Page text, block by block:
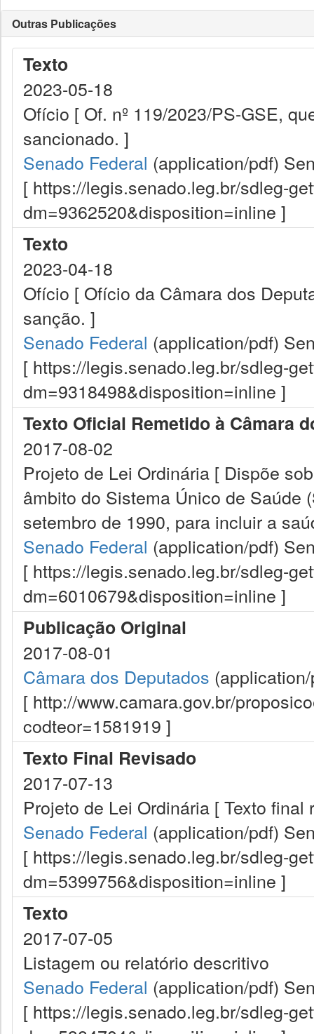
Outras Publicações
Texto
2023-05-18
Ofício [ Of. nº 119/2023/PS-GSE,
sancionado. ]
Senado Federal (application/pdf)
[ https://legis.senado.leg.br/sdleg-
dm=9362520&disposition=inline ]
Texto
2023-04-18
Ofício [ Ofício da Câmara dos
sanção. ]
Senado Federal (application/pdf)
[ https://legis.senado.leg.br/sdleg-
dm=9318498&disposition=inline ]
Texto Oficial Remetido à Câmara
2017-08-02
Projeto de Lei Ordinária [ Dispõe
âmbito do Sistema Único de Saúde
setembro de 1990, para incluir a
Senado Federal (application/pdf)
[ https://legis.senado.leg.br/sdleg-
dm=6010679&disposition=inline ]
Publicação Original
2017-08-01
Câmara dos Deputados
[ http://www.camara.gov.br/
codteor=1581919 ]
Texto Final Revisado
2017-07-13
Projeto de Lei Ordinária [ Texto final
Senado Federal (application/pdf)
[ https://legis.senado.leg.br/sdleg-
dm=5399756&disposition=inline ]
Texto
2017-07-05
Listagem ou relatório descritivo
Senado Federal (application/pdf)
[ https://legis.senado.leg.br/sdleg-